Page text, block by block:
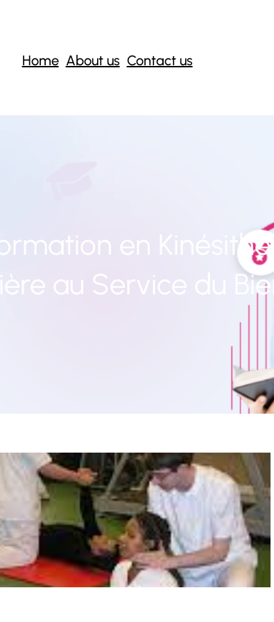
Home About us Contact us
en
au Service du